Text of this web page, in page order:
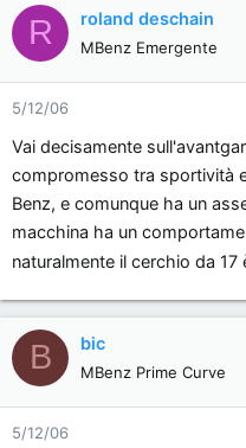
R roland deschain
MBenz Emergente
5/12/06
Vai decisamente
compromesso tra sportività
Benz, e comunque ha un
macchina ha un
naturalmente il cerchio da 17
B bic
MBenz Prime Curve
5/12/06